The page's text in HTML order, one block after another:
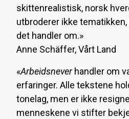
skittenrealistisk, norsk
utbroderer ikke
det handler om.»
Anne Schäffer, Vårt Land
«Arbeidsneverhandler om
erfaringer. Alle tekstene
tonelag, men er ikke
menneskene vi stifter